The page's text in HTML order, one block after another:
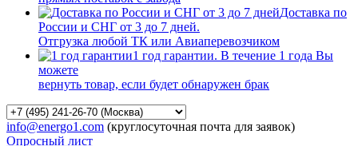
Доставка по
России и СНГ от 3 до 7 дней.
Отгрузка любой ТК или Авиаперевозчиком
1 год гарантии. В течение 1 года Вы
можете
вернуть товар, если будет обнаружен брак
info@energo1.com (круглосуточная почта для заявок)
Опросный лист